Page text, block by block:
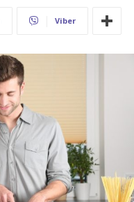
Viber